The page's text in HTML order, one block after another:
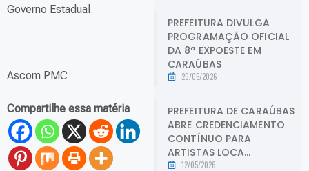
Governo Estadual.
Ascom PMC
Compartilhe essa matéria
PREFEITURA DIVULGA
PROGRAMAÇÃO OFICIAL
DA 8ª EXPOESTE EM
CARAÚBAS
20/05/2026
PREFEITURA DE CARAÚBAS
ABRE CREDENCIAMENTO
CONTÍNUO PARA
ARTISTAS LOCA...
12/05/2026